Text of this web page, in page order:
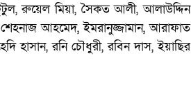
রুয়েল মিয়া, সৈকত আলী, আলাউদ্দিন
আহমেদ, ইমরানুজ্জামান, আরাফাত
হাসান, রনি চৌধুরী, রবিন দাস, ইয়াছির